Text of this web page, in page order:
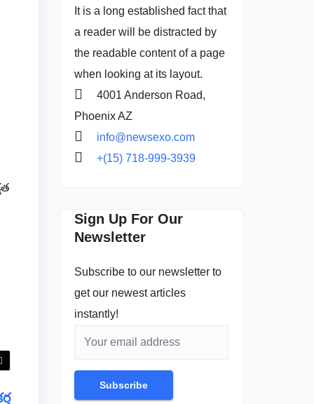
It is a long established fact that
a reader will be distracted by
the readable content of a page
when looking at its layout.
4001 Anderson Road,
Phoenix AZ
info@newsexo.com
+(15) 718-999-3939
Sign Up For Our
Newsletter
Subscribe to our newsletter to
get our newest articles
instantly!
Subscribe